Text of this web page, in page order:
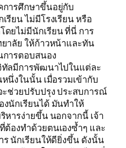
การศึกษาขึ้นอยู่กับ
รียน ไม่มีโรงเรียน หรือ
ดยไม่มีนักเรียน ที่นี่ การ
าลัย ให้ก้าวหน้าและทัน
การตอบสนอง
ลมีการพัฒนาไปในแต่ละ
นึ่งในนั้น เมื่อรวมเข้ากับ
ช่วยปรับปรุง ประสบการณ์
นักเรียนได้ มันทำให้
ารง่ายขึ้น นอกจากนี้ เจ้า
องทำด้วยตนเองซ้ำๆ และ
ร นักเรียนให้ดียิ่งขึ้น ดังนั้น